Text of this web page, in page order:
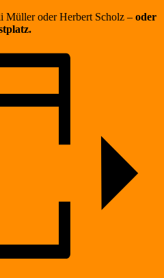
Müller oder Herbert Scholz – oder